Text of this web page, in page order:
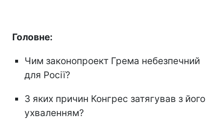
Головне:
Чим законопроект Грема небезпечний
для Росії?
З яких причин Конгрес затягував з його
ухваленням?